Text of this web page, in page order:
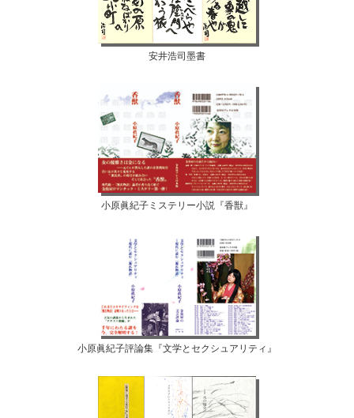
安井浩司墨書
小原眞紀子ミステリー小説『香獣』
小原眞紀子評論集『文学とセクシュアリティ』